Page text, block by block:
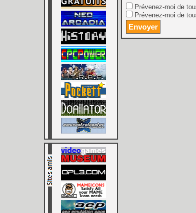
Prévenez-moi de
Prévenez-moi de